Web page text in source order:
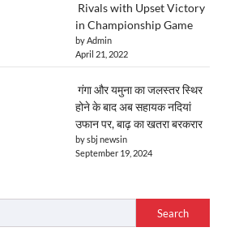
Rivals with Upset Victory
in Championship Game
by Admin
April 21, 2022
गंगा और यमुना का जलस्तर स्थिर
होने के बाद अब सहायक नदियां
उफान पर, बाढ़ का खतरा बरकरार
by sbj newsin
September 19, 2024
Search